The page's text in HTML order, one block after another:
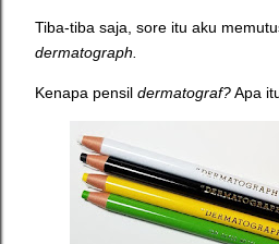
Tiba-tiba saja, sore itu aku
dermatograph.
Kenapa pensil dermatograf?Apa